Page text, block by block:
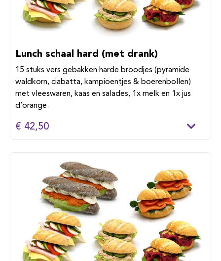
Lunch schaal hard (met drank)
15 stuks vers gebakken harde broodjes (pyramide
waldkorn, ciabatta, kampioentjes & boerenbollen)
met vleeswaren, kaas en salades, 1x melk en 1x jus
d’orange.
€ 42,50